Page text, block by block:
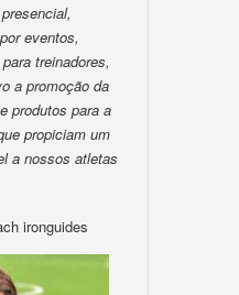
eventos,
treinadores,
a promoção da
produtos para a
propiciam um
a nossos atletas
ironguides